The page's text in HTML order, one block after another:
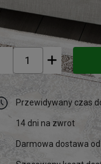
Przewidywany czas
14 dni na zwrot
Darmowa dostawa od
Szacowany koszt
Metody płatności: